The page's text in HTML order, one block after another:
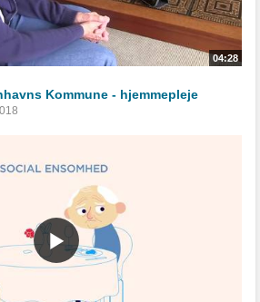
04:28
Kommune - hjemmepleje